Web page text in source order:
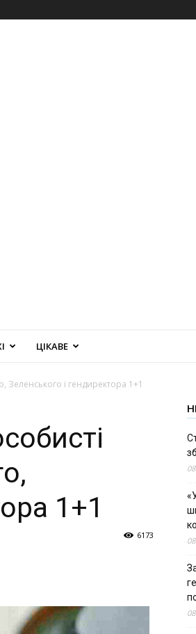
ЦІКАВЕ
і гендиректора 1+1
1+1
6173